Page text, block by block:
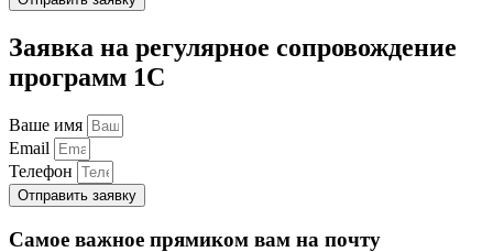
Заявка на регулярное сопровождение
программ 1С
Ваше имя
Email
Телефон
Отправить заявку
Самое важное прямиком вам на почту